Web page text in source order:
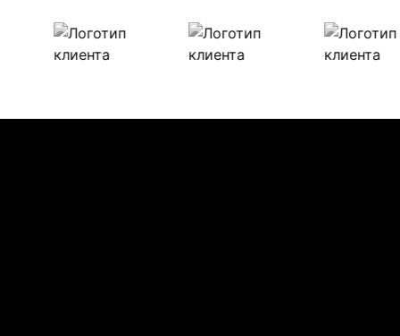
Наши клиенты